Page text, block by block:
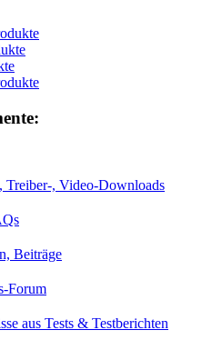
Treiber-, Video-Downloads
Beiträge
Forum
aus Tests & Testberichten